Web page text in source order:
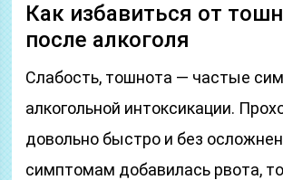
Как избавиться от
после алкоголя
Слабость, тошнота — частые
алкогольной интоксикации.
довольно быстро и без
симптомам добавилась рвота,